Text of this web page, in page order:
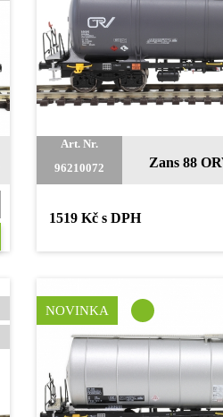
Art. Nr.
96210072
Zans 88
1519 Kč s DPH
NOVINKA